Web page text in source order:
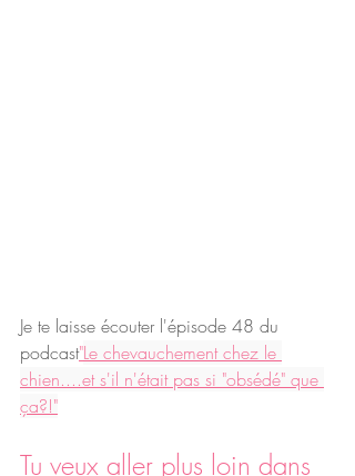
Je te laisse écouter l'épisode 48 du
podcast"Le chevauchement chez le
chien....et s'il n'était pas si "obsédé" que
ça?!"
Tu veux aller plus loin dans